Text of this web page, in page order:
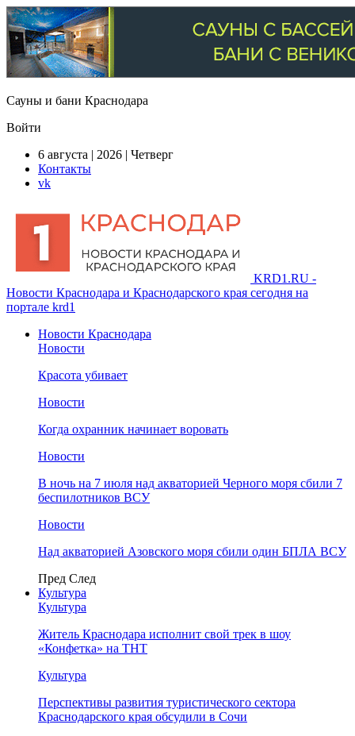
Сауны и бани Краснодара
Войти
6 августа | 2026 | Четверг
Контакты
vk
KRD1.RU -
Новости Краснодара и Краснодарского края сегодня на
портале krd1
Новости Краснодара
Новости
Красота убивает
Новости
Когда охранник начинает воровать
Новости
В ночь на 7 июля над акваторией Черного моря сбили 7
беспилотников ВСУ
Новости
Над акваторией Азовского моря сбили один БПЛА ВСУ
Пред След
Культура
Культура
Житель Краснодара исполнит свой трек в шоу
«Конфетка» на ТНТ
Культура
Перспективы развития туристического сектора
Краснодарского края обсудили в Сочи